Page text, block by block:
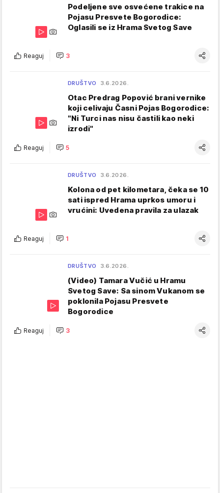
Podeljene sve osvećene trakice na
Pojasu Presvete Bogorodice:
Oglasili se iz Hrama Svetog Save
Reaguj 3
DRUŠTVO 3.6.2026.
Otac Predrag Popović brani vernike
koji celivaju Časni Pojas Bogorodice:
"Ni Turci nas nisu častili kao neki
izrodi"
Reaguj 5
DRUŠTVO 3.6.2026.
Kolona od pet kilometara, čeka se 10
sati ispred Hrama uprkos umoru i
vrućini: Uvedena pravila za ulazak
Reaguj 1
DRUŠTVO 3.6.2026.
(Video) Tamara Vučić u Hramu
Svetog Save: Sa sinom Vukanom se
poklonila Pojasu Presvete
Bogorodice
Reaguj 3